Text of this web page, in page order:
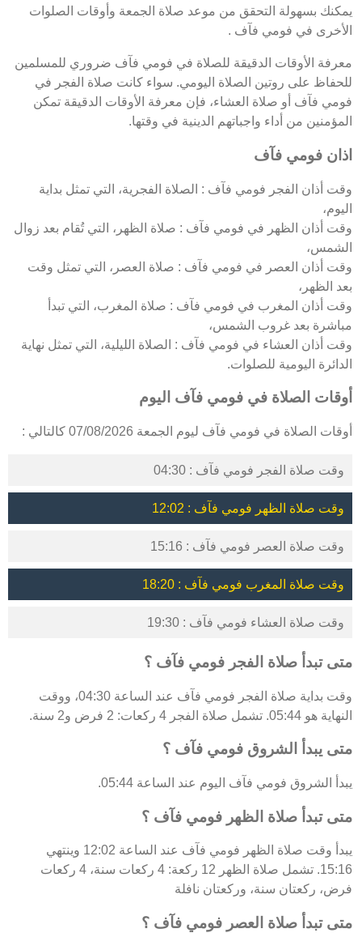
يمكنك بسهولة التحقق من موعد صلاة الجمعة وأوقات الصلوات
الأخرى في فومي فآف .
معرفة الأوقات الدقيقة للصلاة في فومي فآف ضروري للمسلمين
للحفاظ على روتين الصلاة اليومي. سواء كانت صلاة الفجر في
فومي فآف أو صلاة العشاء، فإن معرفة الأوقات الدقيقة تمكن
المؤمنين من أداء واجباتهم الدينية في وقتها.
اذان فومي فآف
وقت أذان الفجر فومي فآف : الصلاة الفجرية، التي تمثل بداية
اليوم،
وقت أذان الظهر في فومي فآف : صلاة الظهر، التي تُقام بعد زوال
الشمس،
وقت أذان العصر في فومي فآف : صلاة العصر، التي تمثل وقت
بعد الظهر،
وقت أذان المغرب في فومي فآف : صلاة المغرب، التي تبدأ
مباشرة بعد غروب الشمس،
وقت أذان العشاء في فومي فآف : الصلاة الليلية، التي تمثل نهاية
الدائرة اليومية للصلوات.
أوقات الصلاة في فومي فآف اليوم
أوقات الصلاة في فومي فآف ليوم الجمعة 07/08/2026 كالتالي :
وقت صلاة الفجر فومي فآف : 04:30
وقت صلاة الظهر فومي فآف : 12:02
وقت صلاة العصر فومي فآف : 15:16
وقت صلاة المغرب فومي فآف : 18:20
وقت صلاة العشاء فومي فآف : 19:30
متى تبدأ صلاة الفجر فومي فآف ؟
وقت بداية صلاة الفجر فومي فآف عند الساعة 04:30، ووقت
النهاية هو 05:44. تشمل صلاة الفجر 4 ركعات: 2 فرض و2 سنة.
متى يبدأ الشروق فومي فآف ؟
يبدأ الشروق فومي فآف اليوم عند الساعة 05:44.
متى تبدأ صلاة الظهر فومي فآف ؟
يبدأ وقت صلاة الظهر فومي فآف عند الساعة 12:02 وينتهي
15:16. تشمل صلاة الظهر 12 ركعة: 4 ركعات سنة، 4 ركعات
فرض، ركعتان سنة، وركعتان نافلة
متى تبدأ صلاة العصر فومي فآف ؟